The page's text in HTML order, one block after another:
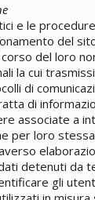
e le
del
del loro
la cui
di
di
associate a
per loro
detenuti da
gli